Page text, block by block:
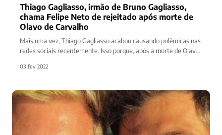
Thiago Gagliasso, irmão de Bruno Gagliasso,
chama Felipe Neto de rejeitado após morte de
Olavo de Carvalho
Mais uma vez, Thiago Gagliasso acabou causando polêmicas nas
redes sociais recentemente. Isso porque, após a morte de Olavo
03 fev 2022